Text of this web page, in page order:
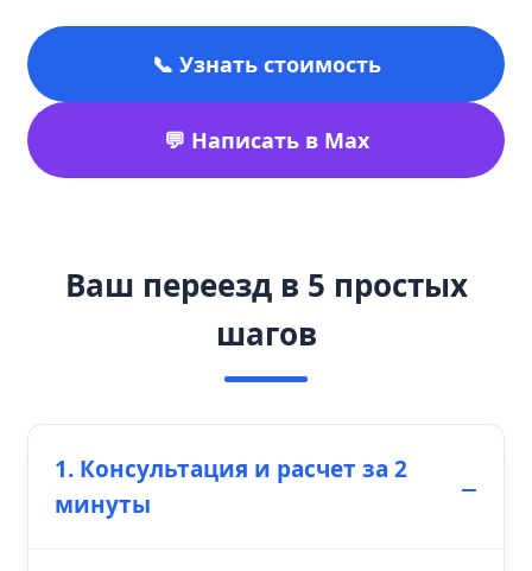
📞 Узнать стоимость
💬 Написать в Max
Ваш переезд в 5 простых
шагов
1. Консультация и расчет за 2
минуты